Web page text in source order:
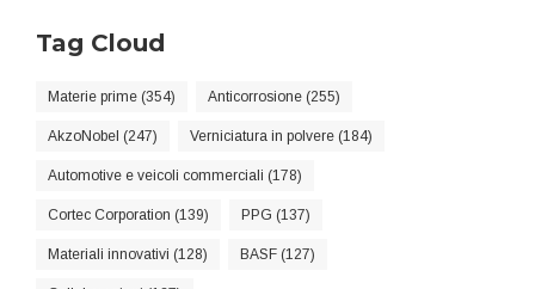
Tag Cloud
Materie prime (354) Anticorrosione (255)
AkzoNobel (247) Verniciatura in polvere (184)
Automotive e veicoli commerciali (178)
Cortec Corporation (139) PPG (137)
Materiali innovativi (128) BASF (127)